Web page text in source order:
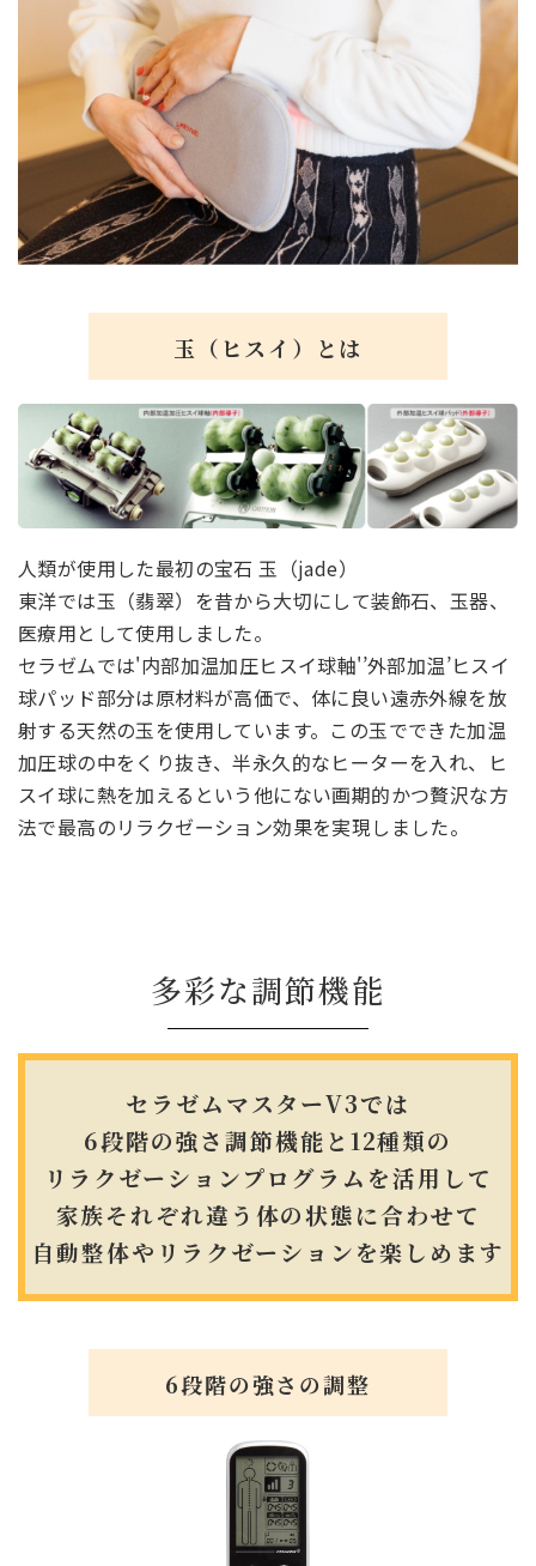
玉（ヒスイ）とは
人類が使用した最初の宝石 玉（jade）
東洋では玉（翡翠）を昔から大切にして装飾石、玉器、
医療用として使用しました。
セラゼムでは'内部加温加圧ヒスイ球軸'’外部加温’ヒスイ
球パッド部分は原材料が高価で、体に良い遠赤外線を放
射する天然の玉を使用しています。この玉でできた加温
加圧球の中をくり抜き、半永久的なヒーターを入れ、ヒ
スイ球に熱を加えるという他にない画期的かつ贅沢な方
法で最高のリラクゼーション効果を実現しました。
多彩な調節機能
セラゼムマスターV3では
6段階の強さ調節機能と 12種類の
リラクゼーションプログラムを活用して
家族それぞれ違う体の状態に合わせて
自動整体やリラクゼーションを楽しめます
6段階の強さの調整